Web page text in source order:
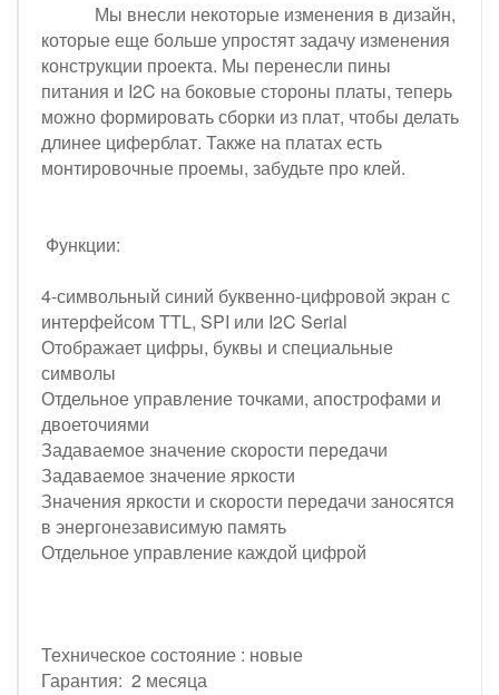
Мы внесли некоторые изменения в дизайн,
которые еще больше упростят задачу изменения
конструкции проекта. Мы перенесли пины
питания и I2C на боковые стороны платы, теперь
можно формировать сборки из плат, чтобы делать
длинее циферблат. Также на платах есть
монтировочные проемы, забудьте про клей.
Функции:
4-символьный синий буквенно-цифровой экран с
интерфейсом TTL, SPI или I2C Serial
Отображает цифры, буквы и специальные
символы
Отдельное управление точками, апострофами и
двоеточиями
Задаваемое значение скорости передачи
Задаваемое значение яркости
Значения яркости и скорости передачи заносятся
в энергонезависимую память
Отдельное управление каждой цифрой
Техническое состояние : новые
Гарантия: 2 месяца